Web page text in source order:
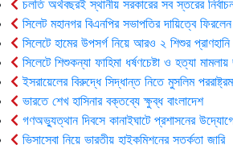
চলতি অর্থবছরই স্থানীয় সরকারের সব স্তরের
সিলেট মহানগর বিএনপির সভাপতির দায়িত্বে ফিরলেন
সিলেটে হামের উপসর্গ নিয়ে আরও ২ শিশুর প্রাণহানি
সিলেটে শিশুকন্যা ফাহিমা ধর্ষণচেষ্টা ও হত্যা
ইসরায়েলের বিরুদ্ধে সিদ্ধান্ত নিতে মুসলিম
ভারতে শেখ হাসিনার বক্তব্যে ক্ষুব্ধ বাংলাদেশ
গণঅভ্যুত্থান দিবসে কানাইঘাটে প্রশাসনের
ভিসাসেবা নিয়ে ভারতীয় হাইকমিশনের সতর্কতা জারি